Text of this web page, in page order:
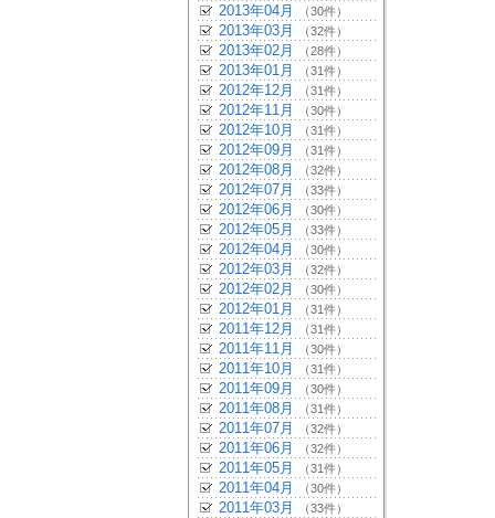
2013年04月 （30件）
2013年03月 （32件）
2013年02月 （28件）
2013年01月 （31件）
2012年12月 （31件）
2012年11月 （30件）
2012年10月 （31件）
2012年09月 （31件）
2012年08月 （32件）
2012年07月 （33件）
2012年06月 （30件）
2012年05月 （33件）
2012年04月 （30件）
2012年03月 （32件）
2012年02月 （30件）
2012年01月 （31件）
2011年12月 （31件）
2011年11月 （30件）
2011年10月 （31件）
2011年09月 （30件）
2011年08月 （31件）
2011年07月 （32件）
2011年06月 （32件）
2011年05月 （31件）
2011年04月 （30件）
2011年03月 （33件）